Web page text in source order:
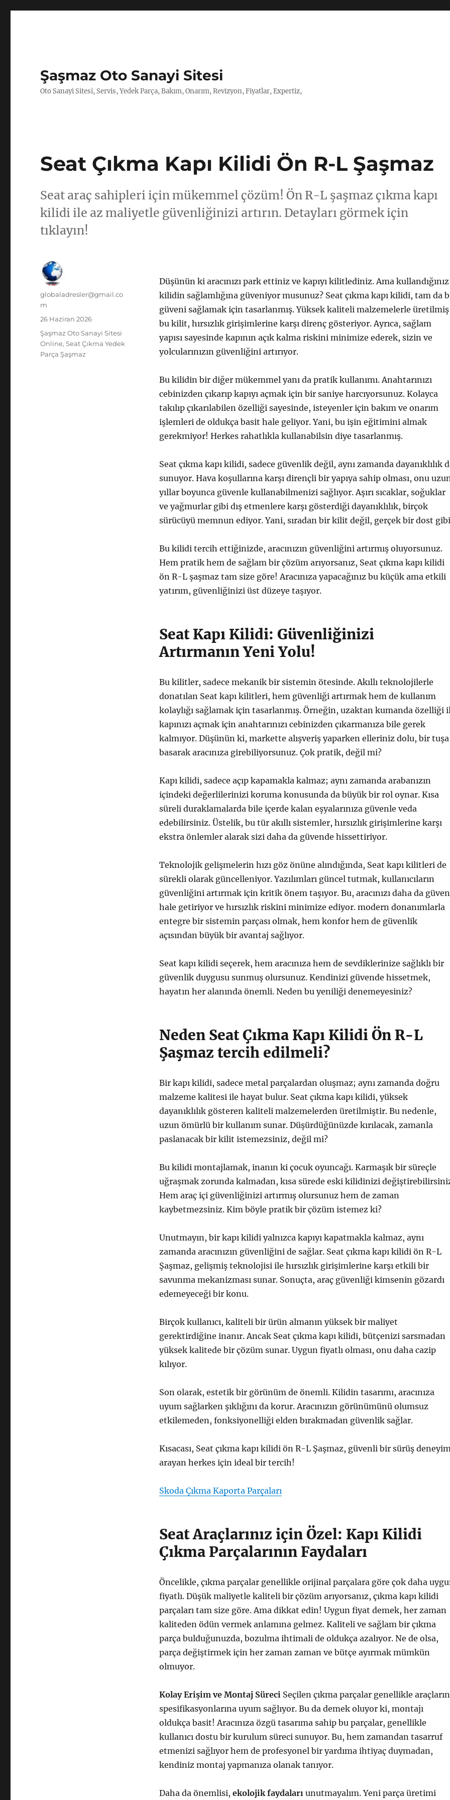
Şaşmaz Oto Sanayi Sitesi
Oto Sanayi Sitesi, Servis, Yedek Parça, Bakım, Onarım, Revizyon, Fiyatlar, Expertiz,
Seat Çıkma Kapı Kilidi Ön R-L Şaşmaz
Seat araç sahipleri için mükemmel çözüm! Ön R-L şaşmaz çıkma kapı
kilidi ile az maliyetle güvenliğinizi artırın. Detayları görmek için
tıklayın!
Düşünün ki aracınızı park ettiniz ve kapıyı kilitlediniz. Ama kullandığınız
kilidin sağlamlığına güveniyor musunuz? Seat çıkma kapı kilidi, tam da
güveni sağlamak için tasarlanmış. Yüksek kaliteli malzemelerle üretilmiş
bu kilit, hırsızlık girişimlerine karşı direnç gösteriyor. Ayrıca, sağlam
yapısı sayesinde kapının açık kalma riskini minimize ederek, sizin ve
yolcularınızın güvenliğini artırıyor.
Bu kilidin bir diğer mükemmel yanı da pratik kullanımı. Anahtarınızı
cebinizden çıkarıp kapıyı açmak için bir saniye harcıyorsunuz. Kolayca
takılıp çıkarılabilen özelliği sayesinde, isteyenler için bakım ve onarım
işlemleri de oldukça basit hale geliyor. Yani, bu işin eğitimini almak
gerekmiyor! Herkes rahatlıkla kullanabilsin diye tasarlanmış.
Seat çıkma kapı kilidi, sadece güvenlik değil, aynı zamanda dayanıklılık
sunuyor. Hava koşullarına karşı dirençli bir yapıya sahip olması, onu
yıllar boyunca güvenle kullanabilmenizi sağlıyor. Aşırı sıcaklar, soğuklar
ve yağmurlar gibi dış etmenlere karşı gösterdiği dayanıklılık, birçok
sürücüyü memnun ediyor. Yani, sıradan bir kilit değil, gerçek bir dost
Bu kilidi tercih ettiğinizde, aracınızın güvenliğini artırmış oluyorsunuz.
Hem pratik hem de sağlam bir çözüm arıyorsanız, Seat çıkma kapı kilidi
ön R-L şaşmaz tam size göre! Aracınıza yapacağınız bu küçük ama etkili
yatırım, güvenliğinizi üst düzeye taşıyor.
Seat Kapı Kilidi: Güvenliğinizi
Artırmanın Yeni Yolu!
Bu kilitler, sadece mekanik bir sistemin ötesinde. Akıllı teknolojilerle
donatılan Seat kapı kilitleri, hem güvenliği artırmak hem de kullanım
kolaylığı sağlamak için tasarlanmış. Örneğin, uzaktan kumanda özelliği
kapınızı açmak için anahtarınızı cebinizden çıkarmanıza bile gerek
kalmıyor. Düşünün ki, markette alışveriş yaparken elleriniz dolu, bir tuşa
basarak aracınıza girebiliyorsunuz. Çok pratik, değil mi?
Kapı kilidi, sadece açıp kapamakla kalmaz; aynı zamanda arabanızın
içindeki değerlilerinizi koruma konusunda da büyük bir rol oynar. Kısa
süreli duraklamalarda bile içerde kalan eşyalarınıza güvenle veda
edebilirsiniz. Üstelik, bu tür akıllı sistemler, hırsızlık girişimlerine karşı
ekstra önlemler alarak sizi daha da güvende hissettiriyor.
Teknolojik gelişmelerin hızı göz önüne alındığında, Seat kapı kilitleri de
sürekli olarak güncelleniyor. Yazılımları güncel tutmak, kullanıcıların
güvenliğini artırmak için kritik önem taşıyor. Bu, aracınızı daha da
hale getiriyor ve hırsızlık riskini minimize ediyor. modern donanımlarla
entegre bir sistemin parçası olmak, hem konfor hem de güvenlik
açısından büyük bir avantaj sağlıyor.
Seat kapı kilidi seçerek, hem aracınıza hem de sevdiklerinize sağlıklı bir
güvenlik duygusu sunmuş olursunuz. Kendinizi güvende hissetmek,
hayatın her alanında önemli. Neden bu yeniliği denemeyesiniz?
Neden Seat Çıkma Kapı Kilidi Ön R-L
Şaşmaz tercih edilmeli?
Bir kapı kilidi, sadece metal parçalardan oluşmaz; aynı zamanda doğru
malzeme kalitesi ile hayat bulur. Seat çıkma kapı kilidi, yüksek
dayanıklılık gösteren kaliteli malzemelerden üretilmiştir. Bu nedenle,
uzun ömürlü bir kullanım sunar. Düşürdüğünüzde kırılacak, zamanla
paslanacak bir kilit istemezsiniz, değil mi?
Bu kilidi montajlamak, inanın ki çocuk oyuncağı. Karmaşık bir süreçle
uğraşmak zorunda kalmadan, kısa sürede eski kilidinizi
Hem araç içi güvenliğinizi artırmış olursunuz hem de zaman
kaybetmezsiniz. Kim böyle pratik bir çözüm istemez ki?
Unutmayın, bir kapı kilidi yalnızca kapıyı kapatmakla kalmaz, aynı
zamanda aracınızın güvenliğini de sağlar. Seat çıkma kapı kilidi ön R-L
Şaşmaz, gelişmiş teknolojisi ile hırsızlık girişimlerine karşı etkili bir
savunma mekanizması sunar. Sonuçta, araç güvenliği kimsenin gözardı
edemeyeceği bir konu.
Birçok kullanıcı, kaliteli bir ürün almanın yüksek bir maliyet
gerektirdiğine inanır. Ancak Seat çıkma kapı kilidi, bütçenizi sarsmadan
yüksek kalitede bir çözüm sunar. Uygun fiyatlı olması, onu daha cazip
kılıyor.
Son olarak, estetik bir görünüm de önemli. Kilidin tasarımı, aracınıza
uyum sağlarken şıklığını da korur. Aracınızın görünümünü olumsuz
etkilemeden, fonksiyonelliği elden bırakmadan güvenlik sağlar.
Kısacası, Seat çıkma kapı kilidi ön R-L Şaşmaz, güvenli bir sürüş
arayan herkes için ideal bir tercih!
Skoda Çıkma Kaporta Parçaları
Seat Araçlarınız için Özel: Kapı Kilidi
Çıkma Parçalarının Faydaları
Öncelikle, çıkma parçalar genellikle orijinal parçalara göre çok daha
fiyatlı. Düşük maliyetle kaliteli bir çözüm arıyorsanız, çıkma kapı kilidi
parçaları tam size göre. Ama dikkat edin! Uygun fiyat demek, her zaman
kaliteden ödün vermek anlamına gelmez. Kaliteli ve sağlam bir çıkma
parça bulduğunuzda, bozulma ihtimali de oldukça azalıyor. Ne de olsa,
parça değiştirmek için her zaman zaman ve bütçe ayırmak mümkün
olmuyor.
Kolay Erişim ve Montaj SüreciSeçilen çıkma parçalar genellikle araçların
spesifikasyonlarına uyum sağlıyor. Bu da demek oluyor ki, montajı
oldukça basit! Aracınıza özgü tasarıma sahip bu parçalar, genellikle
kullanıcı dostu bir kurulum süreci sunuyor. Bu, hem zamandan tasarruf
etmenizi sağlıyor hem de profesyonel bir yardıma ihtiyaç duymadan,
kendiniz montaj yapmanıza olanak tanıyor.
Daha da önemlisi, ekolojik faydalarıunutmayalım. Yeni parça üretimi
Yazar
globaladresler@gmail.co
m
Yayın
26 Haziran 2026
Kategoriler
Şaşmaz Oto Sanayi Sitesi
Online,Seat Çıkma Yedek
Parça Şaşmaz